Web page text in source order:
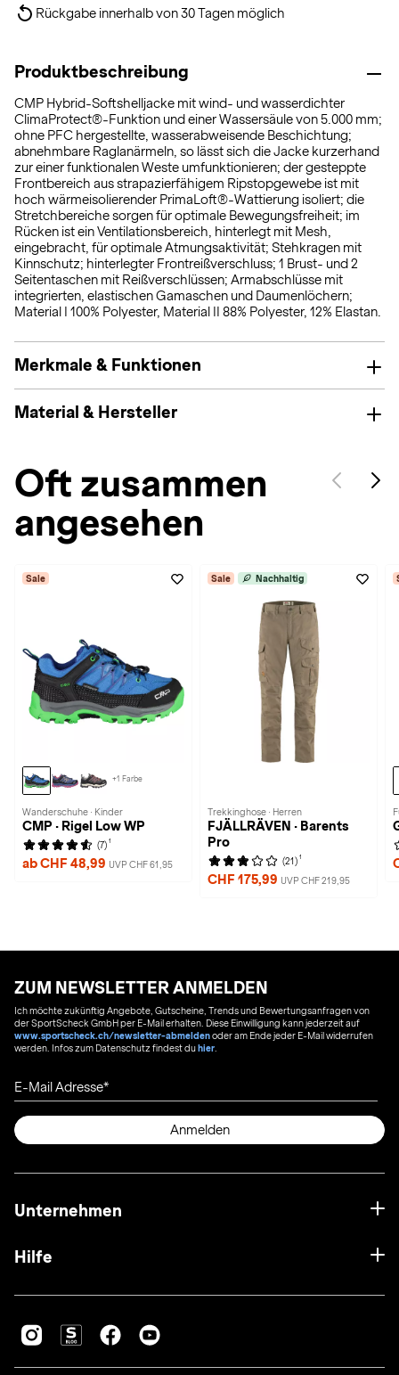
Rückgabe innerhalb von 30 Tagen möglich
Produktbeschreibung
CMP Hybrid-Softshelljacke mit wind- und wasserdichter
ClimaProtect®-Funktion und einer Wassersäule von 5.000 mm;
ohne PFC hergestellte, wasserabweisende Beschichtung;
abnehmbare Raglanärmeln, so lässt sich die Jacke kurzerhand
zur einer funktionalen Weste umfunktionieren; der gesteppte
Frontbereich aus strapazierfähigem Ripstopgewebe ist mit
hoch wärmeisolierender PrimaLoft®-Wattierung isoliert; die
Stretchbereiche sorgen für optimale Bewegungsfreiheit; im
Rücken ist ein Ventilationsbereich, hinterlegt mit Mesh,
eingebracht, für optimale Atmungsaktivität; Stehkragen mit
Kinnschutz; hinterlegter Frontreißverschluss; 1 Brust- und 2
Seitentaschen mit Reißverschlüssen; Armabschlüsse mit
integrierten, elastischen Gamaschen und Daumenlöchern;
Material I 100% Polyester, Material II 88% Polyester, 12% Elastan.
Merkmale & Funktionen
Material & Hersteller
Oft zusammen
angesehen
Sale
+1 Farbe
Wanderschuhe · Kinder
CMP · Rigel Low WP
(7) 1
ab CHF 48,99 UVP CHF 61,95
Sale Nachhaltig
Trekkinghose · Herren
FJÄLLRÄVEN · Barents
Pro
(21) 1
CHF 175,99 UVP CHF 219,95
ZUM NEWSLETTER ANMELDEN
Ich möchte zukünftig Angebote, Gutscheine, Trends und Bewertungsanfragen von
der SportScheck GmbH per E-Mail erhalten. Diese Einwilligung kann jederzeit auf
www.sportscheck.ch/newsletter-abmeldenoder am Ende jeder E-Mail widerrufen
werden. Infos zum Datenschutz findest duhier
E-Mail Adresse
Anmelden
Unternehmen
Hilfe